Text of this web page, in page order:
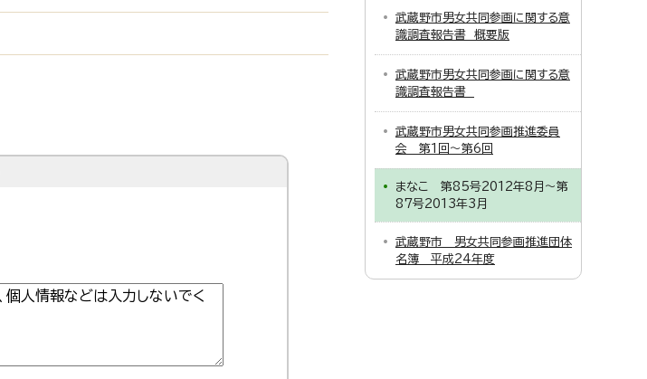
武蔵野市男女共同参画に関する意
識調査報告書 概要版
武蔵野市男女共同参画に関する意
識調査報告書
武蔵野市男女共同参画推進委員
会 第1回～第6回
まなこ 第85号2012年8月～第
87号2013年3月
武蔵野市 男女共同参画推進団体
名簿 平成24年度